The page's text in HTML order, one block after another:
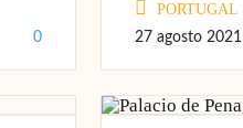
0
PORTUGAL
27 agosto 2021